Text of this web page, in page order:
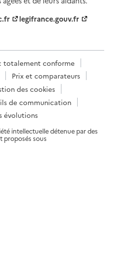
legifrance.gouv.fr
totalement conforme
Prix et comparateurs
des cookies
de communication
évolutions
intellectuelle détenue par des
proposés sous